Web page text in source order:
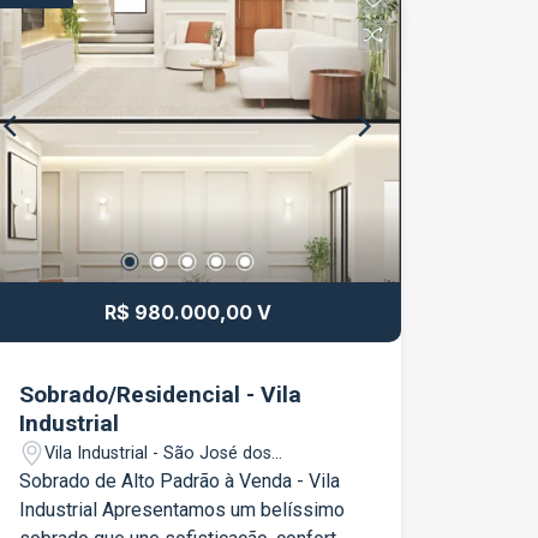
conta com: 2 quartos Sala ampla e
aconchegante com painel Cozinha com
móveis planejados Banheiro social Área
de serviço 1 vaga de garagem Quarto
com guarda-roupa Um apartamento
confortável, funcional e pronto para
morar, ideal para quem busca qualidade
de vida, boa localização e praticidade.
Agende sua visita e venha conhecer
seu novo lar no Residencial Jeribá!
R$ 980.000,00 V
Sobrado/Residencial - Vila
Industrial
Vila Industrial - São José dos
Campos/SP
Sobrado de Alto Padrão à Venda - Vila
Industrial Apresentamos um belíssimo